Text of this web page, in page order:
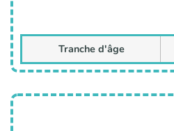
Tranche d'âge